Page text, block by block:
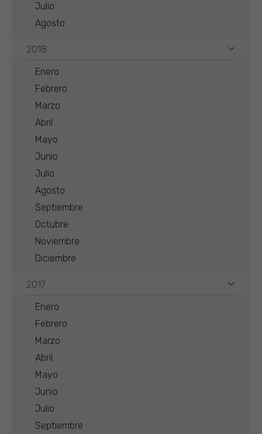
Julio
Agosto
2018
Enero
Febrero
Marzo
Abril
Mayo
Junio
Julio
Agosto
Septiembre
Octubre
Noviembre
Diciembre
2017
Enero
Febrero
Marzo
Abril
Mayo
Junio
Julio
Septiembre